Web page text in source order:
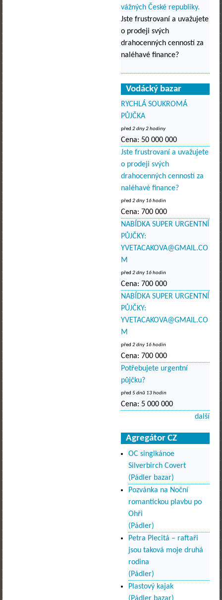
vážných České republiky.
Jste frustrovaní a uvažujete
o prodeji svých
drahocenných cenností za
naléhavé finance?
Vodácký bazar
RYCHLÁ SOUKROMÁ
PŮJČKA
před 2 dny 2 hodiny
Cena: 50 000 000
Jste frustrovaní a uvažujete
o prodeji svých
drahocenných cenností za
naléhavé finance?
před 2 dny 16 hodin
Cena: 700 000
NABÍDKA SUPER URGENTNÍ
PŮJČKY:
YVETACAKOVA@GMAIL.CO
M
před 2 dny 16 hodin
Cena: 700 000
NABÍDKA SUPER URGENTNÍ
PŮJČKY:
YVETACAKOVA@GMAIL.CO
M
před 2 dny 16 hodin
Cena: 700 000
Potřebujete urgentní
půjčku?
před 5 dnů 13 hodin
Cena: 5 000 000
další
Agregátor CZ
OC singlkánoe
Silverbirch Covert
(Pádler bazar)
Pozvánka na Noční
romantickou plavbu po
Ohři
(Pádler)
Petra Plecitá – raftaři
jsou taková moje druhá
rodina
(Pádler)
Plastový kajak